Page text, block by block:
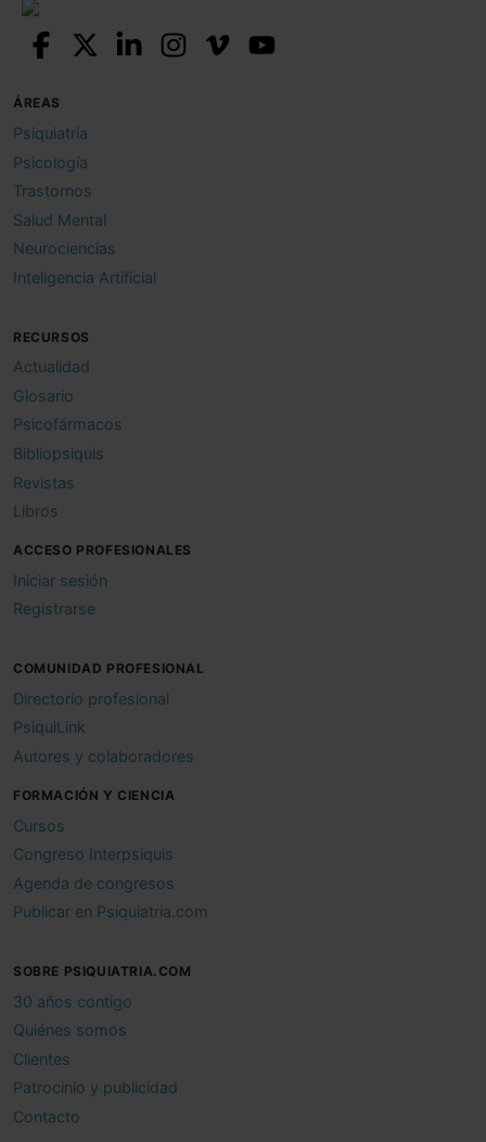
ÁREAS
Psiquiatría
Psicología
Trastornos
Salud Mental
Neurociencias
Inteligencia Artificial
RECURSOS
Actualidad
Glosario
Psicofármacos
Bibliopsiquis
Revistas
Libros
ACCESO PROFESIONALES
Iniciar sesión
Registrarse
COMUNIDAD PROFESIONAL
Directorio profesional
PsiquiLink
Autores y colaboradores
FORMACIÓN Y CIENCIA
Cursos
Congreso Interpsiquis
Agenda de congresos
Publicar en Psiquiatria.com
SOBRE PSIQUIATRIA.COM
30 años contigo
Quiénes somos
Clientes
Patrocinio y publicidad
Contacto